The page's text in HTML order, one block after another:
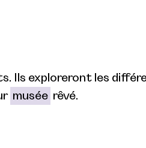
Ils exploreront les
musée rêvé.